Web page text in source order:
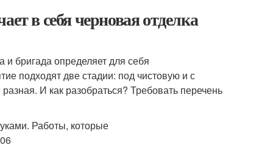
в себя черновая отделка
бригада определяет для себя
подходят две стадии: под чистовую и с
И как разобраться? Требовать перечень